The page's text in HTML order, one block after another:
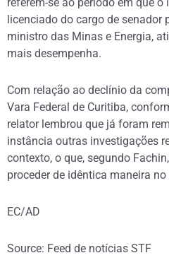
licenciado do cargo de senador
ministro das Minas e Energia,
mais desempenha.
Com relação ao declínio da
Vara Federal de Curitiba,
relator lembrou que já foram
instância outras investigações
contexto, o que, segundo
proceder de idêntica maneira
EC/AD
Source: Feed de notícias STF